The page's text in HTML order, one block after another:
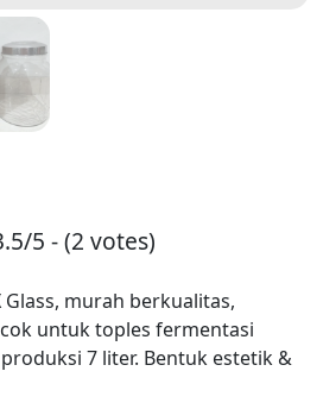
5 - (2 votes)
Glass, murah berkualitas,
untuk toples fermentasi
7 liter. Bentuk estetik &